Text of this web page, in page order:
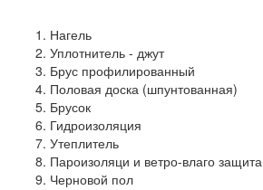
Нагель
Уплотнитель - джут
Брус профилированный
Половая доска (шпунтованная)
Брусок
Гидроизоляция
Утеплитель
Пароизоляци и ветро-влаго защита
Черновой пол